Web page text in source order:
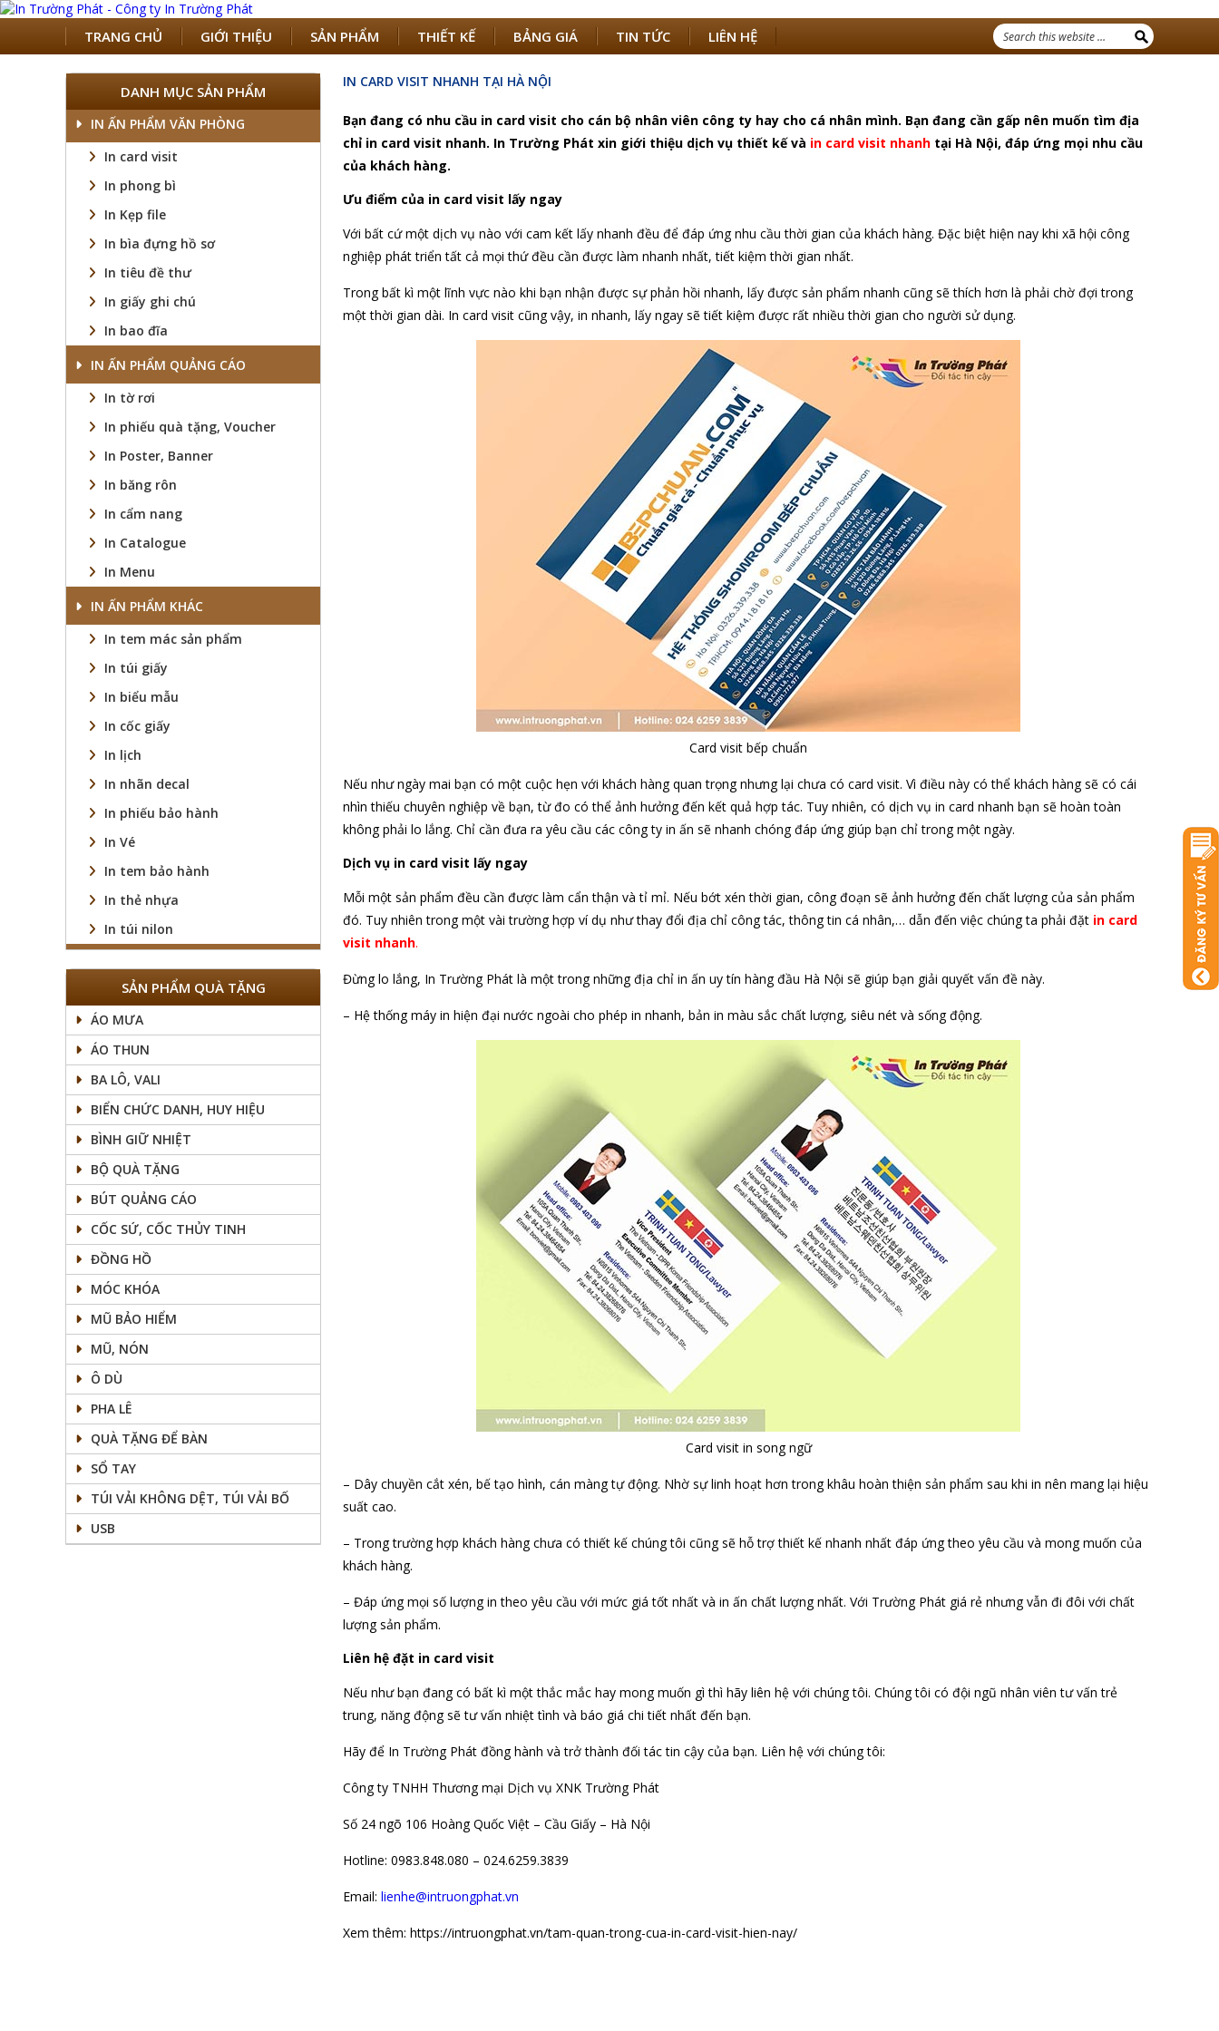
TRANG CHỦ GIỚI THIỆU SẢN PHẨM THIẾT KẾ BẢNG GIÁ TIN TỨC LIÊN HỆ
IN CARD VISIT NHANH TẠI HÀ NỘI
Bạn đang có nhu cầu in card visit cho cán bộ nhân viên công ty hay cho cá nhân mình. Bạn đang cần gấp nên muốn tìm địa
chỉ in card visit nhanh. In Trường Phát xin giới thiệu dịch vụ thiết kế và in card visit nhanh tại Hà Nội, đáp ứng mọi nhu cầu
của khách hàng.
Ưu điểm của in card visit lấy ngay
Với bất cứ một dịch vụ nào với cam kết lấy nhanh đều để đáp ứng nhu cầu thời gian của khách hàng. Đặc biệt hiện nay khi xã hội công
nghiệp phát triển tất cả mọi thứ đều cần được làm nhanh nhất, tiết kiệm thời gian nhất.
Trong bất kì một lĩnh vực nào khi bạn nhận được sự phản hồi nhanh, lấy được sản phẩm nhanh cũng sẽ thích hơn là phải chờ đợi trong
một thời gian dài. In card visit cũng vậy, in nhanh, lấy ngay sẽ tiết kiệm được rất nhiều thời gian cho người sử dụng.
Card visit bếp chuẩn
Nếu như ngày mai bạn có một cuộc hẹn với khách hàng quan trọng nhưng lại chưa có card visit. Vì điều này có thể khách hàng sẽ có cái
nhìn thiếu chuyên nghiệp về bạn, từ đo có thể ảnh hưởng đến kết quả hợp tác. Tuy nhiên, có dịch vụ in card nhanh bạn sẽ hoàn toàn
không phải lo lắng. Chỉ cần đưa ra yêu cầu các công ty in ấn sẽ nhanh chóng đáp ứng giúp bạn chỉ trong một ngày.
Dịch vụ in card visit lấy ngay
Mỗi một sản phẩm đều cần được làm cẩn thận và tỉ mỉ. Nếu bớt xén thời gian, công đoạn sẽ ảnh hưởng đến chất lượng của sản phẩm
đó. Tuy nhiên trong một vài trường hợp ví dụ như thay đổi địa chỉ công tác, thông tin cá nhân,… dẫn đến việc chúng ta phải đặt in card
visit nhanh.
Đừng lo lắng, In Trường Phát là một trong những địa chỉ in ấn uy tín hàng đầu Hà Nội sẽ giúp bạn giải quyết vấn đề này.
– Hệ thống máy in hiện đại nước ngoài cho phép in nhanh, bản in màu sắc chất lượng, siêu nét và sống động.
Card visit in song ngữ
– Dây chuyền cắt xén, bế tạo hình, cán màng tự động. Nhờ sự linh hoạt hơn trong khâu hoàn thiện sản phẩm sau khi in nên mang lại hiệu
suất cao.
– Trong trường hợp khách hàng chưa có thiết kế chúng tôi cũng sẽ hỗ trợ thiết kế nhanh nhất đáp ứng theo yêu cầu và mong muốn của
khách hàng.
– Đáp ứng mọi số lượng in theo yêu cầu với mức giá tốt nhất và in ấn chất lượng nhất. Với Trường Phát giá rẻ nhưng vẫn đi đôi với chất
lượng sản phẩm.
Liên hệ đặt in card visit
Nếu như bạn đang có bất kì một thắc mắc hay mong muốn gì thì hãy liên hệ với chúng tôi. Chúng tôi có đội ngũ nhân viên tư vấn trẻ
trung, năng động sẽ tư vấn nhiệt tình và báo giá chi tiết nhất đến bạn.
Hãy để In Trường Phát đồng hành và trở thành đối tác tin cậy của bạn. Liên hệ với chúng tôi:
Công ty TNHH Thương mại Dịch vụ XNK Trường Phát
Số 24 ngõ 106 Hoàng Quốc Việt – Cầu Giấy – Hà Nội
Hotline: 0983.848.080 – 024.6259.3839
Email: lienhe@intruongphat.vn
Xem thêm: https://intruongphat.vn/tam-quan-trong-cua-in-card-visit-hien-nay/
DANH MỤC SẢN PHẨM
IN ẤN PHẨM VĂN PHÒNG
In card visit
In phong bì
In Kẹp file
In bìa đựng hồ sơ
In tiêu đề thư
In giấy ghi chú
In bao đĩa
IN ẤN PHẨM QUẢNG CÁO
In tờ rơi
In phiếu quà tặng, Voucher
In Poster, Banner
In băng rôn
In cẩm nang
In Catalogue
In Menu
IN ẤN PHẨM KHÁC
In tem mác sản phẩm
In túi giấy
In biểu mẫu
In cốc giấy
In lịch
In nhãn decal
In phiếu bảo hành
In Vé
In tem bảo hành
In thẻ nhựa
In túi nilon
SẢN PHẨM QUÀ TẶNG
ÁO MƯA
ÁO THUN
BA LÔ, VALI
BIỂN CHỨC DANH, HUY HIỆU
BÌNH GIỮ NHIỆT
BỘ QUÀ TẶNG
BÚT QUẢNG CÁO
CỐC SỨ, CỐC THỦY TINH
ĐỒNG HỒ
MÓC KHÓA
MŨ BẢO HIỂM
MŨ, NÓN
Ô DÙ
PHA LÊ
QUÀ TẶNG ĐỂ BÀN
SỔ TAY
TÚI VẢI KHÔNG DỆT, TÚI VẢI BỐ
USB